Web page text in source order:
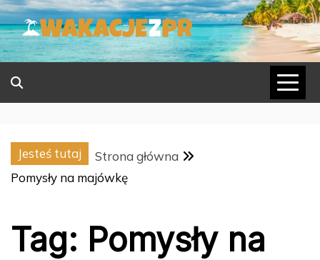
Skip
to
content
Jesteś tutaj
Strona główna
Pomysły na majówkę
Tag: Pomysły na